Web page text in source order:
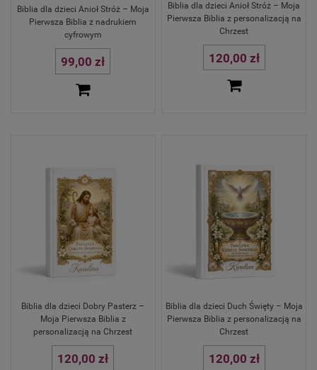
Biblia dla dzieci Anioł Stróż – Moja
Pierwsza Biblia z nadrukiem
cyfrowym
99,00 zł
Biblia dla dzieci Anioł Stróż – Moja
Pierwsza Biblia z personalizacją na
Chrzest
120,00 zł
Biblia dla dzieci Dobry Pasterz –
Moja Pierwsza Biblia z
personalizacją na Chrzest
120,00 zł
Biblia dla dzieci Duch Święty – Moja
Pierwsza Biblia z personalizacją na
Chrzest
120,00 zł